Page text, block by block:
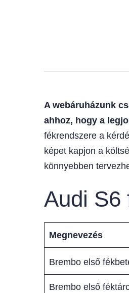
A webáruházunk
ahhoz, hogy a
fékrendszere a
képet kapjon a
könnyebben
Audi S6
Megnevezés
Brembo első
Brembo első